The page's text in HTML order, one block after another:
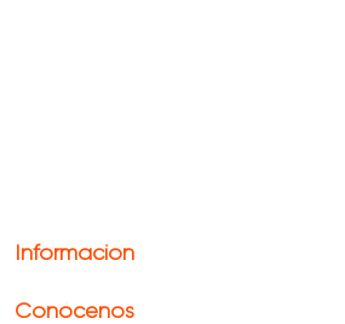
Información
Conócenos